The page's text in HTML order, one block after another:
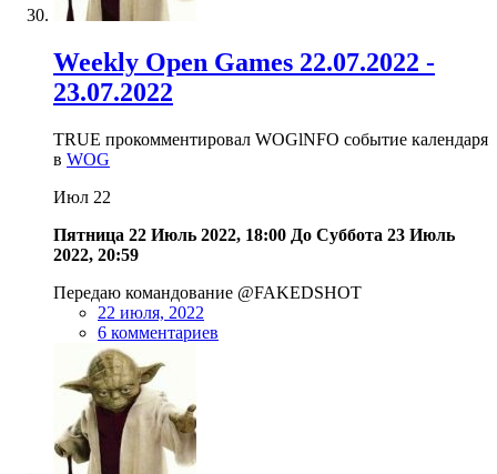
Weekly Open Games 22.07.2022 -
23.07.2022
TRUE прокомментировал WOGlNFO событие календаря
в WOG
Июл 22
Пятница 22 Июль 2022, 18:00 До Суббота 23 Июль
2022, 20:59
Передаю командование @FAKEDSHOT
22 июля, 2022
6 комментариев